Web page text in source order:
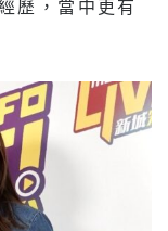
歷，當中更有